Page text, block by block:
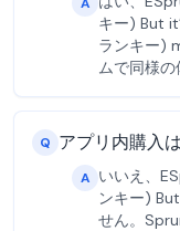
キー) But
ランキー)
ムで同様の
Q アプリ内購入
A いいえ、
ンキー)
せん。